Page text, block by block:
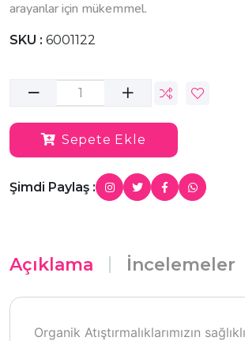
arayanlar için mükemmel.
SKU : 6001122
Sepete Ekle
Şimdi Paylaş :
Açıklama İncelemeler
Organik Atıştırmalıklarımızın